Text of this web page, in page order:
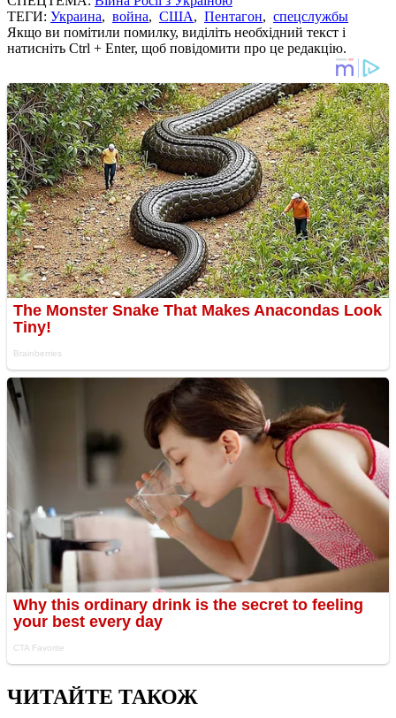
ТЕГИ: Украина, война, США, Пентагон, спецслужбы
Якщо ви помітили помилку, виділіть необхідний текст і
натисніть Ctrl + Enter, щоб повідомити про це редакцію.
ЧИТАЙТЕ ТАКОЖ